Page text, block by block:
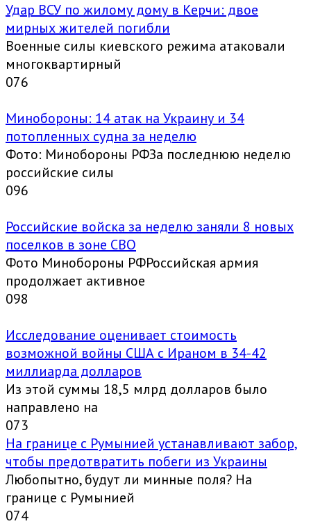
Удар ВСУ по жилому дому в Керчи: двое
мирных жителей погибли
Военные силы киевского режима атаковали
многоквартирный
076
Минобороны: 14 атак на Украину и 34
потопленных судна за неделю
Фото: Минобороны РФЗа последнюю неделю
российские силы
096
Российские войска за неделю заняли 8 новых
поселков в зоне СВО
Фото Минобороны РФРоссийская армия
продолжает активное
098
Исследование оценивает стоимость
возможной войны США с Ираном в 34-42
миллиарда долларов
Из этой суммы 18,5 млрд долларов было
направлено на
073
На границе с Румынией устанавливают забор,
чтобы предотвратить побеги из Украины
Любопытно, будут ли минные поля? На
границе с Румынией
074